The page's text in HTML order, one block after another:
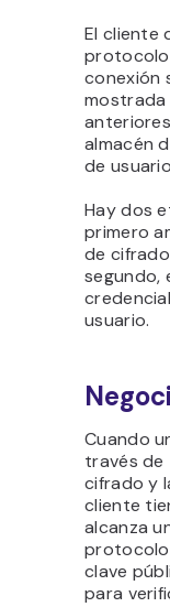
El cliente
protocolo
conexión
almacén
de
Hay dos
primero
de
segundo,
usuario.
Cuando
través de
cifrado y
cliente
alcanza
protocolo
clave
para